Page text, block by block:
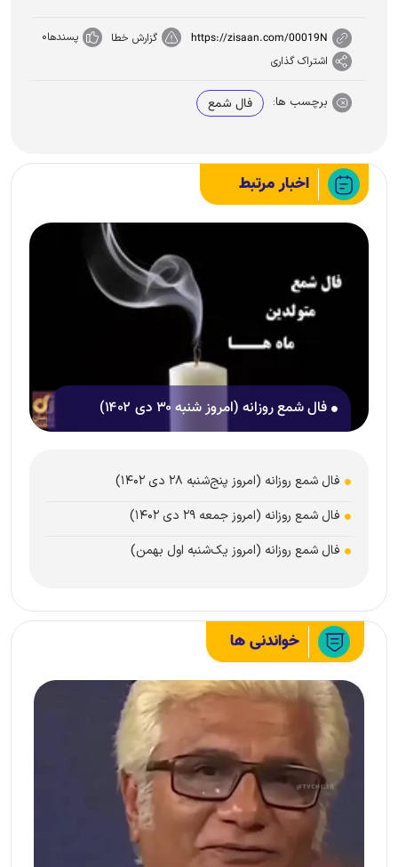
https://zisaan.com/00019N گزارش خطا پسندها0
اشتراک گذاری
برچسب ها: فال شمع
اخبار مرتبط
فال شمع روزانه (امروز شنبه ۳۰ دی ۱۴۰۲)
فال شمع روزانه (امروز پنج‌شنبه ۲۸ دی ۱۴۰۲)
فال شمع روزانه (امروز جمعه ۲۹ دی ۱۴۰۲)
فال شمع روزانه (امروز یک‌شنبه اول بهمن)
خواندنی ها